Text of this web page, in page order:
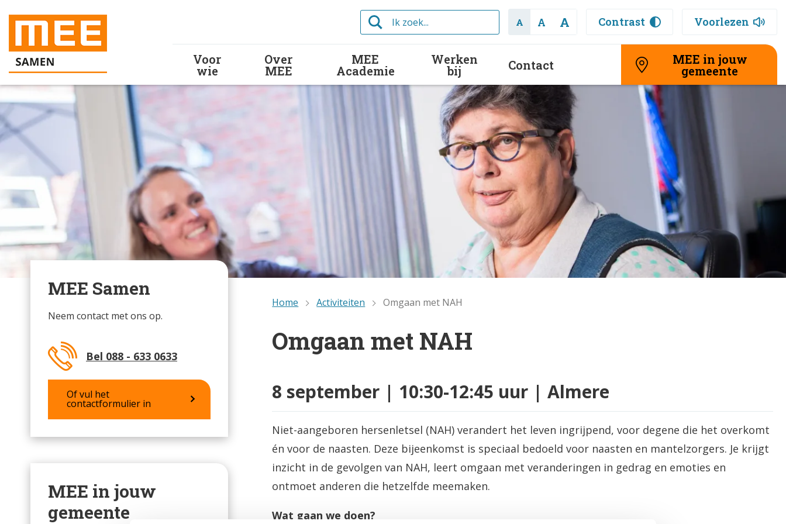
Ik
zoek...
A A A Contrast Voorlezen
Voor
wie
Over
MEE
MEE
Academie
Werken
bij Contact MEE in jouw
gemeente
MEE Samen
Neem contact met ons op.
Bel 088 - 633 0633
Of vul het
contactformulier in
MEE in jouw
gemeente
Home Activiteiten Omgaan met NAH
Omgaan met NAH
8 september | 10:30-12:45 uur | Almere
Niet-aangeboren hersenletsel (NAH) verandert het leven ingrijpend, voor degene die het overkomt
én voor de naasten. Deze bijeenkomst is speciaal bedoeld voor naasten en mantelzorgers. Je krijgt
inzicht in de gevolgen van NAH, leert omgaan met veranderingen in gedrag en emoties en
ontmoet anderen die hetzelfde meemaken.
Wat gaan we doen?